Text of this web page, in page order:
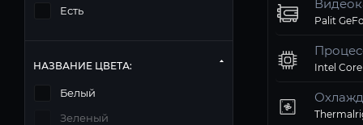
Intel
Есть
НАЗВАНИЕ ЦВЕТА:
Белый
Зеленый